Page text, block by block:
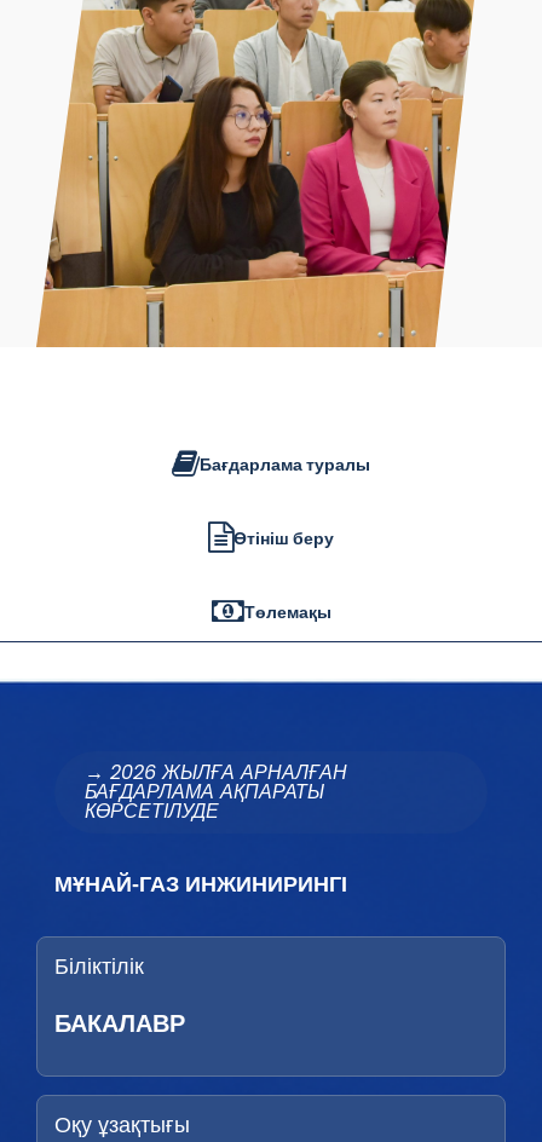
Бағдарлама туралы
Өтініш беру
Төлемақы
→ 2026 ЖЫЛҒА АРНАЛҒАН
БАҒДАРЛАМА АҚПАРАТЫ
КӨРСЕТІЛУДЕ
МҰНАЙ-ГАЗ ИНЖИНИРИНГІ
Біліктілік
БАКАЛАВР
Оқу ұзақтығы